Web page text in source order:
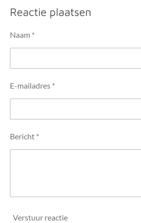
e
n
l
r
e
e
n
Reactie plaatsen
Naam *
E-mailadres *
Bericht *
Verstuur reactie